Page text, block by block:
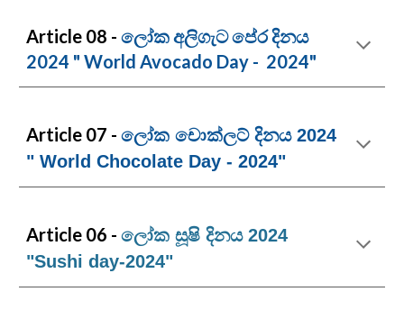
Article 08 -ලෝක අලිගැට පේර දිනය
2024 "World Avocado Day - 2024"
Article 07 -ලෝක චොක්ලට් දිනය 2024
" World Chocolate Day - 2024"
Article 06 -ලෝක සූෂි දිනය 2024
"Sushi day-2024"